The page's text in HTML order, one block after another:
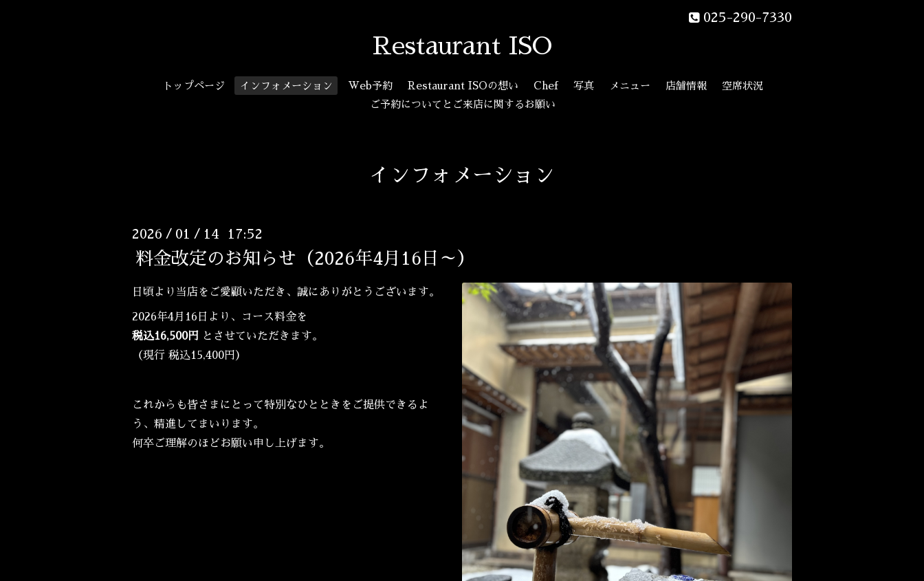
025-290-7330
Restaurant ISO
トップページ インフォメーション Web予約 Restaurant ISOの想い Chef 写真 メニュー 店舗情報
空席状況
ご予約についてとご来店に関するお願い
インフォメーション
2026 / 01 / 14 17:52
料金改定のお知らせ（2026年4月16日～）
日頃より当店をご愛顧いただき、誠にありがとうございます。
2026年4月16日より、コース料金を
税込16,500円
とさせていただきます。
（現行 税込15,400円）
これからも皆さまにとって特別なひとときをご提供できるよ
う、精進してまいります。
何卒ご理解のほどお願い申し上げます。